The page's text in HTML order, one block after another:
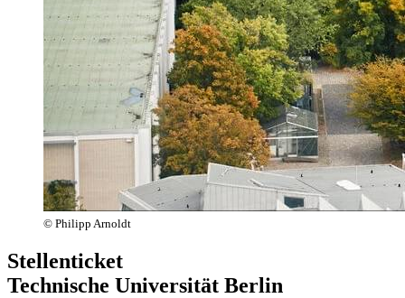
© Philipp Arnoldt
Stellenticket
Technische Universität Berlin